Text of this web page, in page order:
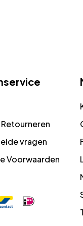
Retourneren
vragen
Voorwaarden